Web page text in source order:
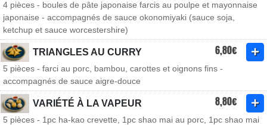
4 pièces - boules de pâte japonaise farcis au poulpe et mayonnaise
japonaise - accompagnés de sauce okonomiyaki (sauce soja,
ketchup et sauce worcestershire)
TRIANGLES AU CURRY 6,80€
5 pièces - farci au porc, bambou, carottes et oignons fins -
accompagnés de sauce aigre-douce
VARIÉTÉ À LA VAPEUR 8,80€
5 pièces - 1pc ha-kao crevette, 1pc shao mai au porc, 1pc shao mai